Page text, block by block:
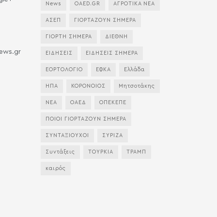
News OAED.GR ΑΓΡΟΤΙΚΑ ΝΕΑ
ΑΣΕΠ ΓΙΟΡΤΑΖΟΥΝ ΣΗΜΕΡΑ
ΓΙΟΡΤΗ ΣΗΜΕΡΑ ΔΙΕΘΝΗ
ΕΙΔΗΣΕΙΣ ΕΙΔΗΣΕΙΣ ΣΗΜΕΡΑ
ΕΟΡΤΟΛΟΓΙΟ ΕΦΚΑ Ελλάδα
ΗΠΑ ΚΟΡΟΝΟΙΟΣ Μητσοτάκης
ΝΕΑ ΟΑΕΔ ΟΠΕΚΕΠΕ
ΠΟΙΟΙ ΓΙΟΡΤΑΖΟΥΝ ΣΗΜΕΡΑ
ΣΥΝΤΑΞΙΟΥΧΟΙ ΣΥΡΙΖΑ
Συντάξεις ΤΟΥΡΚΙΑ ΤΡΑΜΠ
καιρός